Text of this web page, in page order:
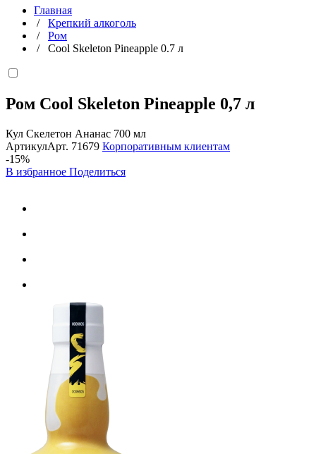
Главная
/ Крепкий алкоголь
/ Ром
/ Cool Skeleton Pineapple 0.7 л
Ром Cool Skeleton Pineapple 0,7 л
Кул Скелетон Ананас 700 мл
АртикулАрт. 71679 Корпоративным клиентам
-15%
В избранное Поделиться